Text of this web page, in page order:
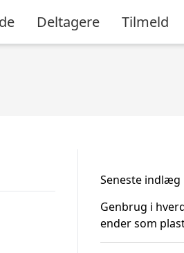
Deltagere Tilmeld
Seneste indlæg
Genbrug i
ender som